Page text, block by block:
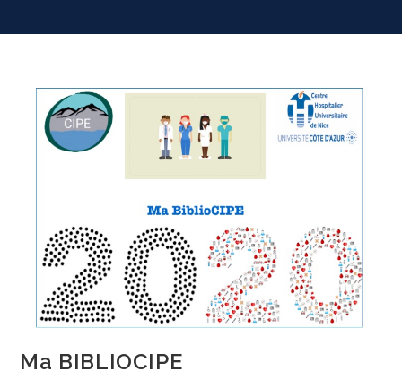
Ma BIBLIOCIPE